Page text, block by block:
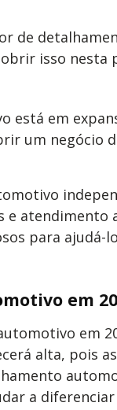
de
isso nesta
está em
um
atendimento
para
em
em
alta, pois
a